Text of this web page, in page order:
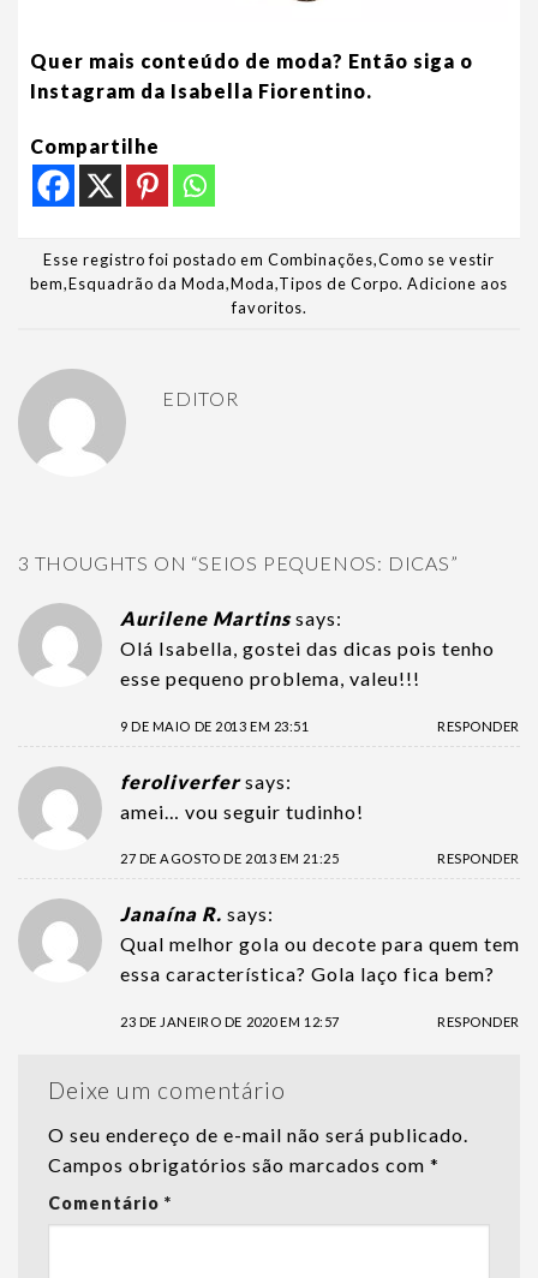
Quer mais conteúdo de moda? Então siga o
Instagram da Isabella Fiorentino.
Compartilhe
Esse registro foi postado em Combinações,Como se vestir
bem,Esquadrão da Moda,Moda,Tipos de Corpo. Adicione aos
favoritos.
EDITOR
3 THOUGHTS ON “SEIOS PEQUENOS: DICAS”
Aurilene Martins says:
Olá Isabella, gostei das dicas pois tenho
esse pequeno problema, valeu!!!
9 DE MAIO DE 2013 EM 23:51 RESPONDER
feroliverfer says:
amei… vou seguir tudinho!
27 DE AGOSTO DE 2013 EM 21:25 RESPONDER
Janaína R. says:
Qual melhor gola ou decote para quem tem
essa característica? Gola laço fica bem?
23 DE JANEIRO DE 2020 EM 12:57 RESPONDER
Deixe um comentário
O seu endereço de e-mail não será publicado.
Campos obrigatórios são marcados com *
Comentário *